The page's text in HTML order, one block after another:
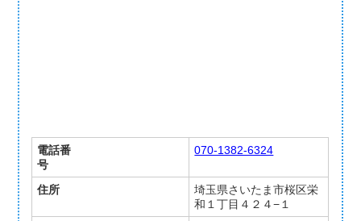
電話番
号
070-1382-6324
住所
埼玉県さいたま市桜区栄
和１丁目４２４−１